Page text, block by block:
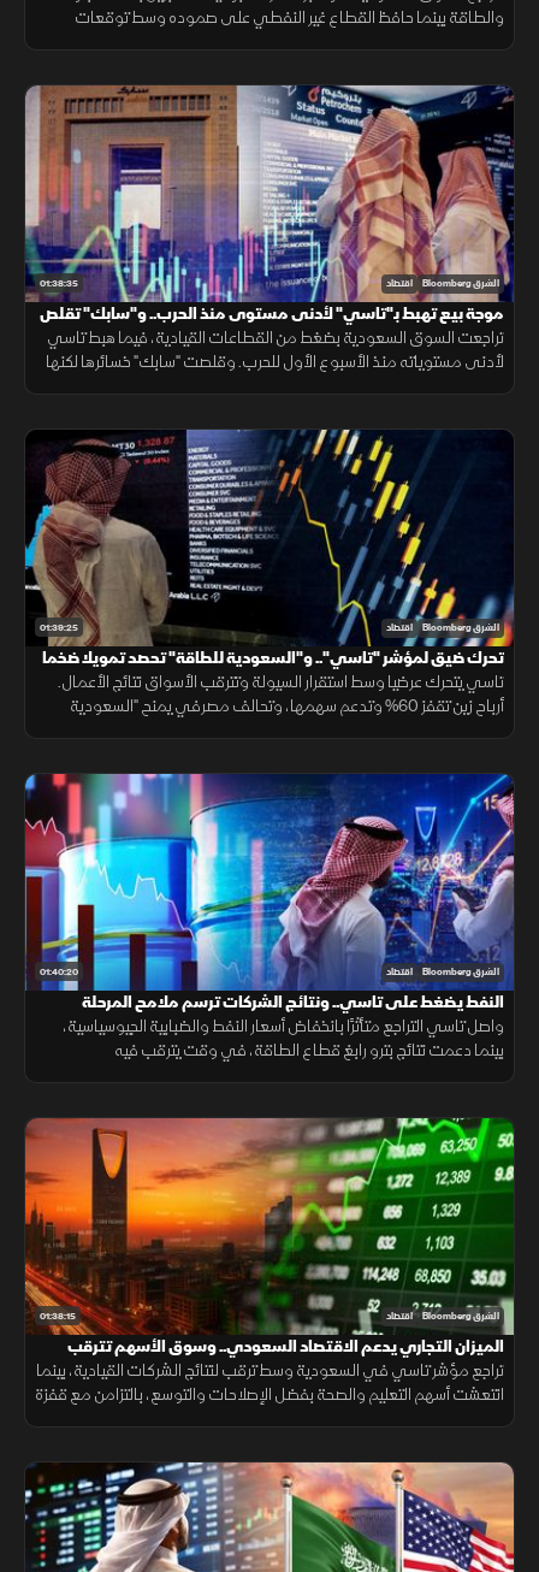
والطاقة بينما حافظ القطاع غير النفطي على صموده وسط توقعات
01:38:35 الشرق Bloomberg اقتصاد
موجة بيع تهبط بـ"تاسي" لأدنى مستوى منذ الحرب.. و"سابك" تقلص
خسائرها
تراجعت السوق السعودية بضغط من القطاعات القيادية، فيما هبط تاسي
لأدنى مستوياته منذ الأسبوع الأول للحرب. وقلصت "سابك" خسائرها لكنها
01:39:25 الشرق Bloomberg اقتصاد
تحرك ضيق لمؤشر "تاسي".. و"السعودية للطاقة" تحصد تمويلا ضخما
تاسي يتحرك عرضيا وسط استقرار السيولة وتترقب الأسواق نتائج الأعمال.
أرباح زين تقفز 60% وتدعم سهمها، وتحالف مصرفي يمنح "السعودية
01:40:20 الشرق Bloomberg اقتصاد
النفط يضغط على تاسي.. ونتائج الشركات ترسم ملامح المرحلة
المقبلة
واصل تاسي التراجع متأثرًا بانخفاض أسعار النفط والضبابية الجيوسياسية،
بينما دعمت نتائج بترو رابغ قطاع الطاقة، في وقت يترقب فيه
01:38:15 الشرق Bloomberg اقتصاد
الميزان التجاري يدعم الاقتصاد السعودي.. وسوق الأسهم تترقب
المحفزات
تراجع مؤشر تاسي في السعودية وسط ترقب لنتائج الشركات القيادية، بينما
انتعشت أسهم التعليم والصحة بفضل الإصلاحات والتوسع، بالتزامن مع قفزة